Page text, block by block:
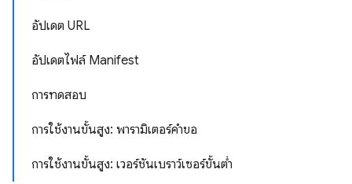
อัปเดต URL
อัปเดตไฟล์ Manifest
การทดสอบ
การใช้งานขั้นสูง: พารามิเตอร์คำขอ
การใช้งานขั้นสูง: เวอร์ชันเบราว์เซอร์ขั้นต่ำ